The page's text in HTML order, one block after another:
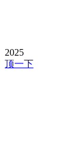
2025
顶一下